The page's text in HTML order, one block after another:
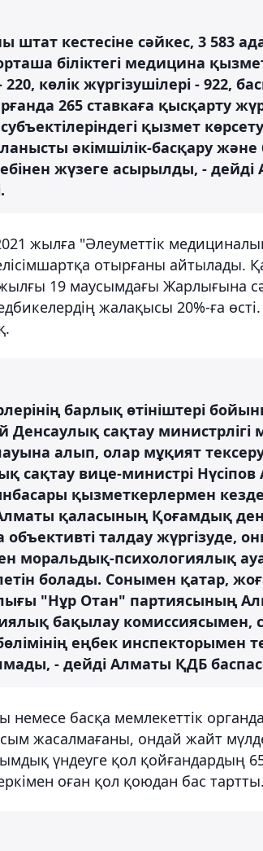
кестесіне сәйкес, 3 583
біліктегі медицина
көлік жүргізушілері - 922,
265 ставкаға қысқарту
қызмет
әкімшілік-басқару
жүзеге асырылды, -
жылға "Әлеуметтік
отырғаны айтылады.
19 маусымдағы Жарлығына
жалақысы 20%-ға
барлық өтініштері
Денсаулық сақтау
алып, олар мұқият
сақтау вице-министрі
қызметкерлермен
қаласының Қоғамдық
объективті талдау жүргізуде,
моральдық-психологиялық
болады. Сонымен қатар,
"Нұр Отан" партиясының
бақылау комиссиясымен,
еңбек инспекторымен
- дейді Алматы ҚДБ
немесе басқа мемлекеттік
жасалмағаны, ондай жайт
үндеуге қол қойғандардың
оған қол қоюдан бас тартты.